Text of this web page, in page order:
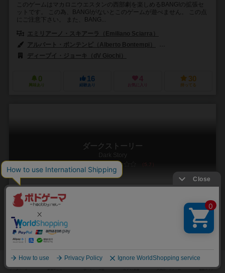
このゲームはマカロニウエスタンの西部劇を楽しめるBANG!の拡張セ
ットです。 この為、BANG!がないとこのゲームが遊べません。 この点
にご注意下さい。 また、BANG...
エミリアーノ・スキアーラ（Emiliano Sciarra）
アルバート・ボンテンピ（Alberto Bontempi）
ディーブイ・ジョーキ（dV Giochi）
0
興味あり
16
経験あり
4
お気に入り
30
持ってる
ダークストーリー
Dark Story
5.7
1件